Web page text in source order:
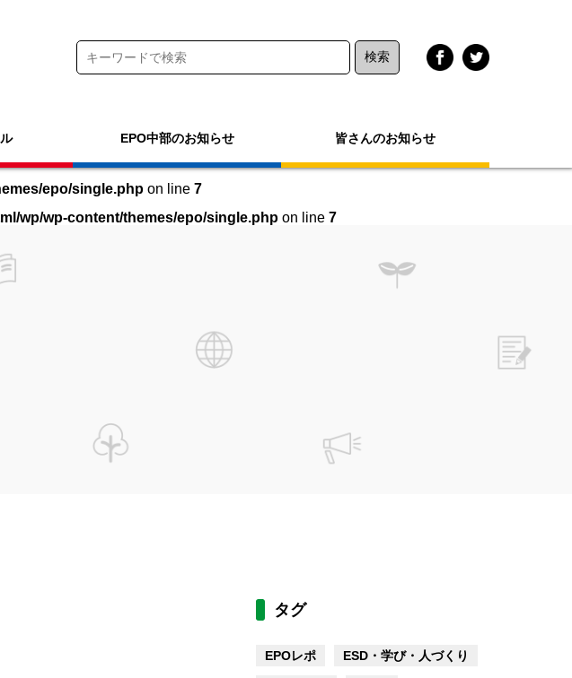
EPO中部のお知らせ 皆さんのお知らせ
epo/single.php on line 7
wp/wp-content/themes/epo/single.php on line 7
タグ
EPOレポ ESD・学び・人づくり